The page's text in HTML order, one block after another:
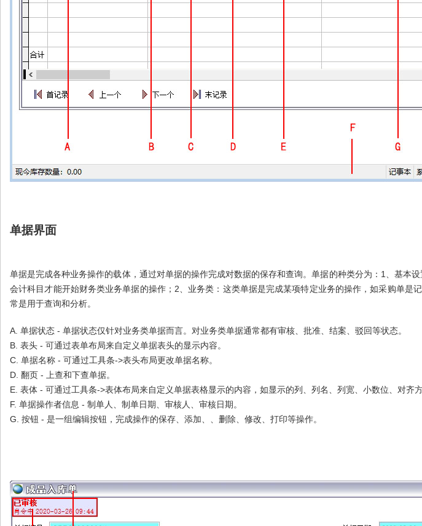
单据界面
单据是完成各种业务操作的载体，通过对单据的操作完成对数据的保存和查询。单据的种类分为：1、基
会计科目才能开始财务类业务单据的操作；2、业务类：这类单据是完成某项特定业务的操作，如采购单
常是用于查询和分析。
A. 单据状态 - 单据状态仅针对业务类单据而言。对业务类单据通常都有审核、批准、结案、驳回等状态。
B. 表头 - 可通过表单布局来自定义单据表头的显示内容。
C. 单据名称 - 可通过工具条->表头布局更改单据名称。
D. 翻页 - 上查和下查单据。
E. 表体 - 可通过工具条->表体布局来自定义单据表格显示的内容，如显示的列、列名、列宽、小数位、对齐方
F. 单据操作者信息 - 制单人、制单日期、审核人、审核日期。
G. 按钮 - 是一组编辑按钮，完成操作的保存、添加、、删除、修改、打印等操作。